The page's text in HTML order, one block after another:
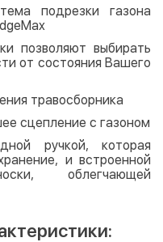
подрезки газона
позволяют выбирать
от состояния Вашего
травосборника
сцепление с газоном
ручкой, которая
и встроенной
облегчающей